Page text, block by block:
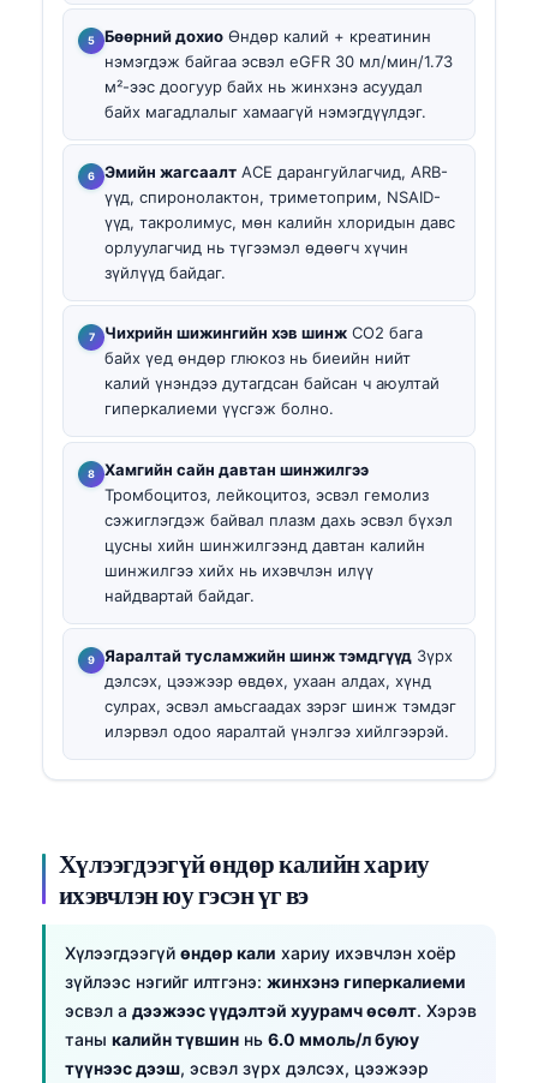
Бөөрний дохио Өндөр калий + креатинин
нэмэгдэж байгаа эсвэл eGFR 30 мл/мин/1.73
м²-ээс доогуур байх нь жинхэнэ асуудал
байх магадлалыг хамаагүй нэмэгдүүлдэг.
Эмийн жагсаалт ACE дарангуйлагчид, ARB-
үүд, спиронолактон, триметоприм, NSAID-
үүд, такролимус, мөн калийн хлоридын давс
орлуулагчид нь түгээмэл өдөөгч хүчин
зүйлүүд байдаг.
Чихрийн шижингийн хэв шинж CO2 бага
байх үед өндөр глюкоз нь биеийн нийт
калий үнэндээ дутагдсан байсан ч аюултай
гиперкалиеми үүсгэж болно.
Хамгийн сайн давтан шинжилгээ
Тромбоцитоз, лейкоцитоз, эсвэл гемолиз
сэжиглэгдэж байвал плазм дахь эсвэл бүхэл
цусны хийн шинжилгээнд давтан калийн
шинжилгээ хийх нь ихэвчлэн илүү
найдвартай байдаг.
Яаралтай тусламжийн шинж тэмдгүүд Зүрх
дэлсэх, цээжээр өвдөх, ухаан алдах, хүнд
сулрах, эсвэл амьсгаадах зэрэг шинж тэмдэг
илэрвэл одоо яаралтай үнэлгээ хийлгээрэй.
Хүлээгдээгүй өндөр калийн хариу
ихэвчлэн юу гэсэн үг вэ
Хүлээгдээгүй өндөр кали хариу ихэвчлэн хоёр
зүйлээс нэгийг илтгэнэ: жинхэнэ гиперкалиеми
эсвэл a дээжээс үүдэлтэй хуурамч өсөлт. Хэрэв
таны калийн түвшин нь 6.0 ммоль/л буюу
түүнээс дээш, эсвэл зүрх дэлсэх, цээжээр